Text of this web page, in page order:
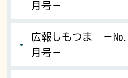
月号－
広報しもつま －
月号－